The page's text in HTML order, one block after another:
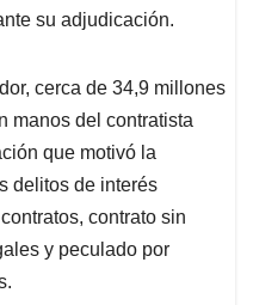
su adjudicación.
cerca de 34,9 millones
manos del contratista
que motivó la
delitos de interés
contrato sin
y peculado por